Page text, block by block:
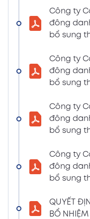
LIỆU HỌP
(Tờ trình
6:07 PM
THÔNG BÁO
LIỆU HỌP
ứng cử TV –
02/04/2024
6:07 PM
LIỆU HỌP
(The Biểu quyết)
02/04/2024
THÔNG BÁO
Công ty
đông
bổ sung
Huyền)
Công ty
đông
bổ sung
Huyền)
Công ty
đông
bổ sung
Huyền)
Công ty
đông
bổ sung
Huyền)
QUYẾT
BỔ